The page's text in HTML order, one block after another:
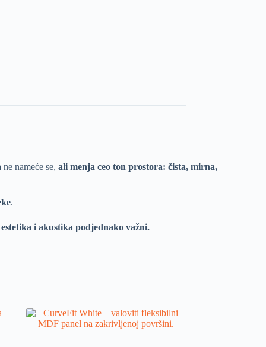
ne nameće se, ali menja ceo ton prostora: čista, mirna,
.
estetika i akustika podjednako važni.